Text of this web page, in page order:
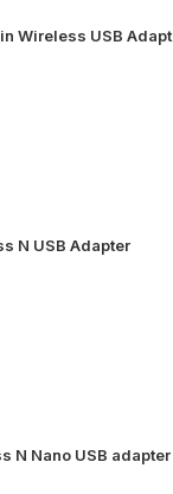
Wireless USB
N USB Adapter
N Nano USB adapter